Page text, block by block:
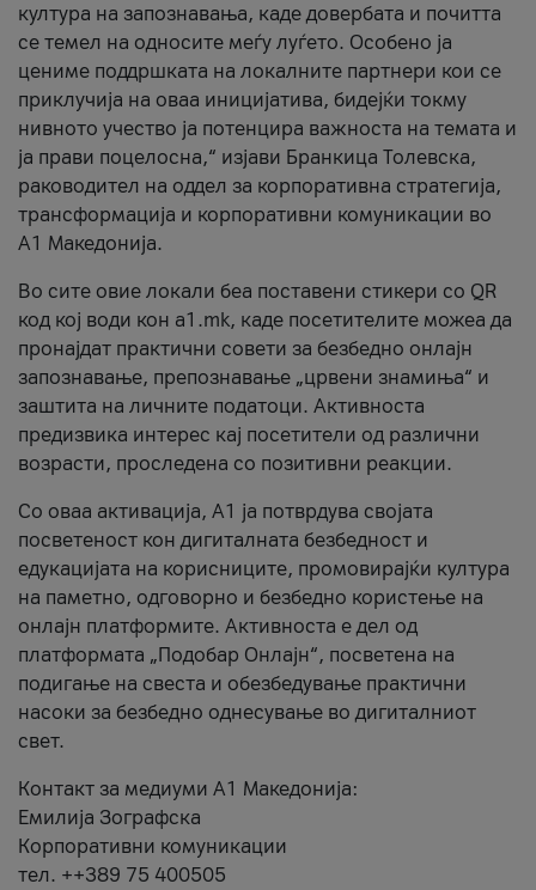
култура на запознавања, каде довербата и почитта
се темел на односите меѓу луѓето. Особено ја
цениме поддршката на локалните партнери кои се
приклучија на оваа иницијатива, бидејќи токму
нивното учество ја потенцира важноста на темата и
ја прави поцелосна,“ изјави Бранкица Толевска,
раководител на оддел за корпоративна стратегија,
трансформација и корпоративни комуникации во
А1 Македонија.
Во сите овие локали беа поставени стикери со QR
код кој води кон a1.mk, каде посетителите можеа да
пронајдат практични совети за безбедно онлајн
запознавање, препознавање „црвени знамиња“ и
заштита на личните податоци. Активноста
предизвика интерес кај посетители од различни
возрасти, проследена со позитивни реакции.
Со оваа активација, А1 ја потврдува својата
посветеност кон дигиталната безбедност и
едукацијата на корисниците, промовирајќи култура
на паметно, одговорно и безбедно користење на
онлајн платформите. Активноста е дел од
платформата „Подобар Онлајн“, посветена на
подигање на свеста и обезбедување практични
насоки за безбедно однесување во дигиталниот
свет.
Контакт за медиуми А1 Македонија:
Емилија Зографска
Корпоративни комуникации
тел. ++389 75 400505